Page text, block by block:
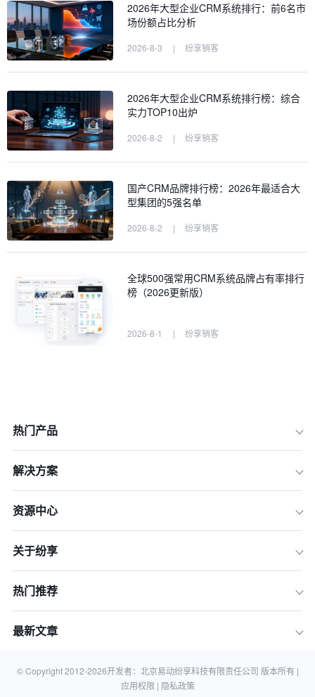
行业CRM
2026年大型企业CRM系统排行：前6名市
场份额占比分析
2026-8-3 | 纷享销客
2026年大型企业CRM系统排行榜：综合
实力TOP10出炉
2026-8-2 | 纷享销客
国产CRM品牌排行榜：2026年最适合大
型集团的5强名单
2026-8-2 | 纷享销客
全球500强常用CRM系统品牌占有率排行
榜（2026更新版）
2026-8-1 | 纷享销客
热门产品
解决方案
资源中心
关于纷享
热门推荐
最新文章
© Copyright 2012-2026开发者：北京易动纷享科技有限责任公司 版本所有 |
应用权限 | 隐私政策